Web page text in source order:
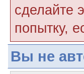
сделайте
попытку,
Вы не